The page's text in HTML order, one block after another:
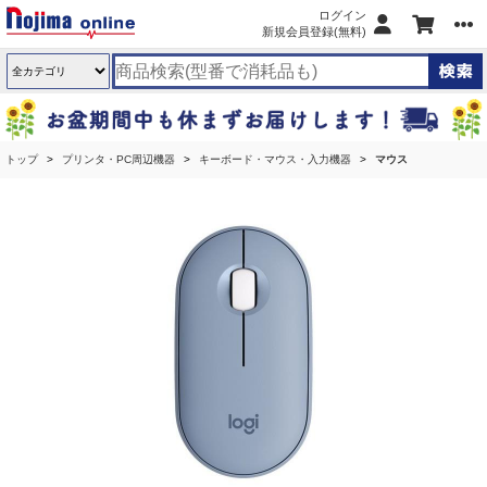
ログイン
新規会員登録(無料)
トップ プリンタ・PC周辺機器 キーボード・マウス・入力機器 マウス